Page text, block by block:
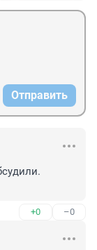
Отправить
+0 –0